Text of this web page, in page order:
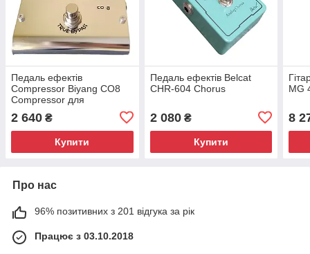
Педаль ефектів
Compressor Biyang CO8
Compressor для
2 640 ₴
Купити
Педаль ефектів Belcat
CHR-604 Chorus
2 080₴
Купити
MG
8
Про нас
96% позитивних з 201 відгука за рік
Працює з 03.10.2018